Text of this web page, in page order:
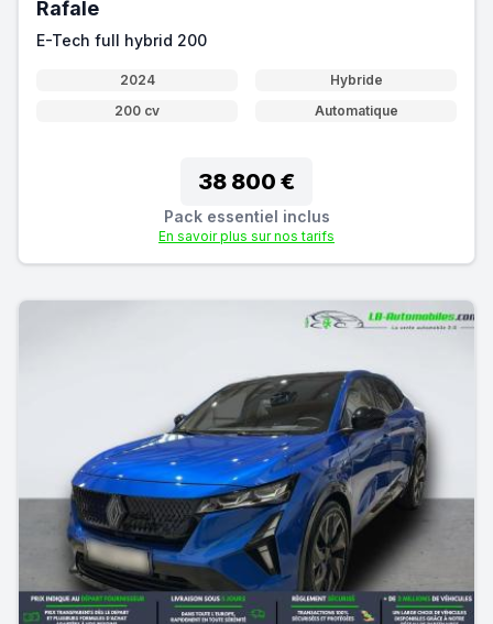
Rafale
E-Tech full hybrid 200
2024
Hybride
200 cv
Automatique
38 800 €
Pack essentiel inclus
En savoir plus sur nos tarifs